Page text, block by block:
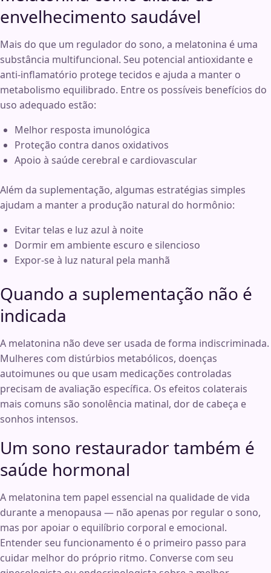
envelhecimento saudável
Mais do que um regulador do sono, a melatonina é uma
substância multifuncional. Seu potencial antioxidante e
anti-inflamatório protege tecidos e ajuda a manter o
metabolismo equilibrado. Entre os possíveis benefícios do
uso adequado estão:
Melhor resposta imunológica
Proteção contra danos oxidativos
Apoio à saúde cerebral e cardiovascular
Além da suplementação, algumas estratégias simples
ajudam a manter a produção natural do hormônio:
Evitar telas e luz azul à noite
Dormir em ambiente escuro e silencioso
Expor-se à luz natural pela manhã
Quando a suplementação não é
indicada
A melatonina não deve ser usada de forma indiscriminada.
Mulheres com distúrbios metabólicos, doenças
autoimunes ou que usam medicações controladas
precisam de avaliação específica. Os efeitos colaterais
mais comuns são sonolência matinal, dor de cabeça e
sonhos intensos.
Um sono restaurador também é
saúde hormonal
A melatonina tem papel essencial na qualidade de vida
durante a menopausa — não apenas por regular o sono,
mas por apoiar o equilíbrio corporal e emocional.
Entender seu funcionamento é o primeiro passo para
cuidar melhor do próprio ritmo. Converse com seu